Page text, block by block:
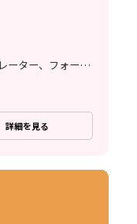
組立・組付け、加工、マシンオペレーター、フォークリフト、玉掛け・クレーン
詳細を見る